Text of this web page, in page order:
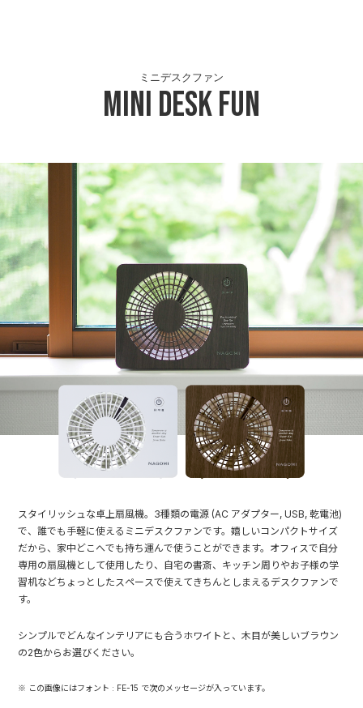
Mini Desk Fun
ミニデスクファン
スタイリッシュな卓上扇風機。3種類の電源 (AC アダプター, USB, 乾電池)
で、誰でも手軽に使えるミニデスクファンです。嬉しいコンパクトサイズ
だから、家中どこへでも持ち運んで使うことができます。オフィスで自分
専用の扇風機として使用したり、自宅の書斎、キッチン周りやお子様の学
習机などちょっとしたスペースで使えてきちんとしまえるデスクファンで
す。
シンプルでどんなインテリアにも合うホワイトと、木目が美しいブラウン
の2色からお選びください。
※ この画像にはフォント : FE-15 で次のメッセージが入っています。